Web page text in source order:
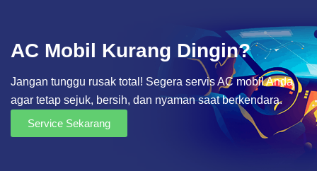
AC Mobil Kurang Dingin?
Jangan tunggu rusak total! Segera servis AC mobil Anda
agar tetap sejuk, bersih, dan nyaman saat berkendara.
Service Sekarang